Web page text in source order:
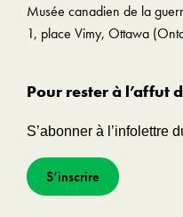
Musée canadien de la
1, place Vimy, Ottawa
Pour rester à l’affut
S’abonner à l’infolettre
S’inscrire